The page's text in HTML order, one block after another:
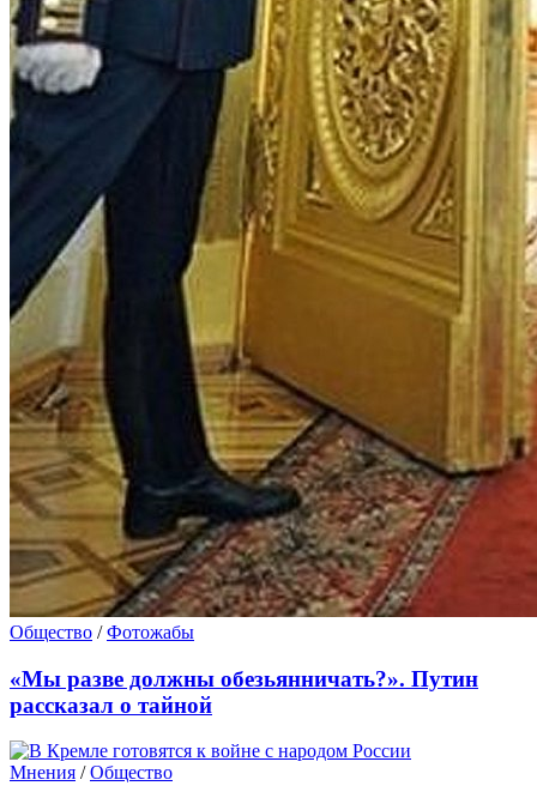
Общество /Фотожабы
«Мы разве должны обезьянничать?». Путин
рассказал о тайной
Мнения /Общество